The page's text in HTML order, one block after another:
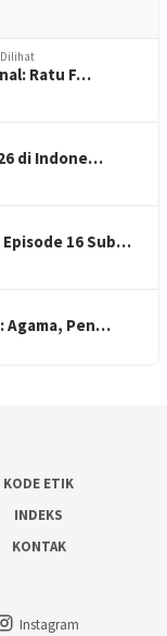
Dilihat
Ratu F…
di Indone…
16 Sub…
Agama, Pen…
KODE ETIK
INDEKS
KONTAK
Instagram